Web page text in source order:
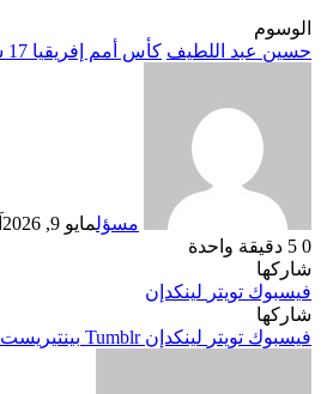
الوسوم
حسين عبد اللطيف كأس أمم إفريقيا 17 سنة بالمغرب
مسؤلمايو 9, 2026
0
دقيقة واحدة
شاركها
فيسبوك تويتر لينكدإن
شاركها
فيسبوك تويتر لينكدإن بينتيريست